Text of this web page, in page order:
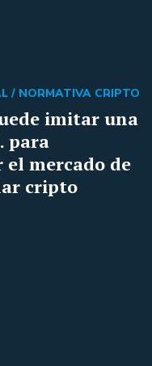
imitar una
para
mercado de
cripto
/ NORMATIVA CRIPTO